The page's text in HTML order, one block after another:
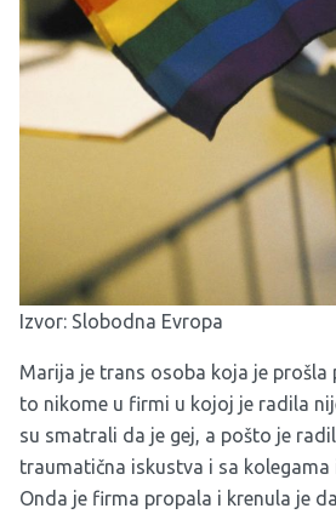
Izvor: Slobodna Evropa
Marija je trans osoba koja je prošla
to nikome u firmi u kojoj je radila
su smatrali da je gej, a pošto je
traumatična iskustva i sa kolegama
Onda je firma propala i krenula je